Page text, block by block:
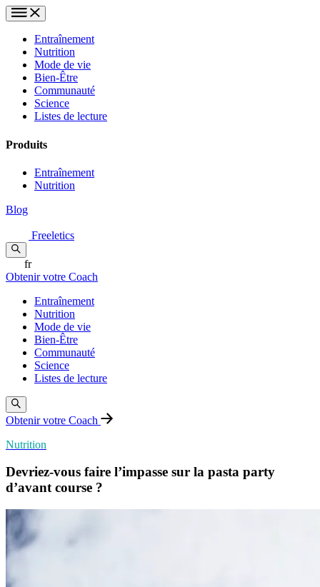
Entraînement
Nutrition
Mode de vie
Bien-Être
Communauté
Science
Listes de lecture
Produits
Entraînement
Nutrition
Blog
Freeletics
fr
Obtenir votre Coach
Entraînement
Nutrition
Mode de vie
Bien-Être
Communauté
Science
Listes de lecture
Obtenir votre Coach
Nutrition
Devriez-vous faire l’impasse sur la pasta party
d’avant course ?